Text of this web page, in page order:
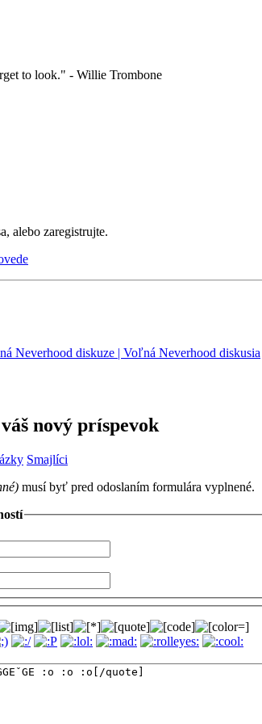
to look." - Willie Trombone
alebo zaregistrujte.
Neverhood diskuze | Voľná Neverhood diskusia
nový príspevok
Smajlíci
musí byť pred odoslaním formulára vyplnené.